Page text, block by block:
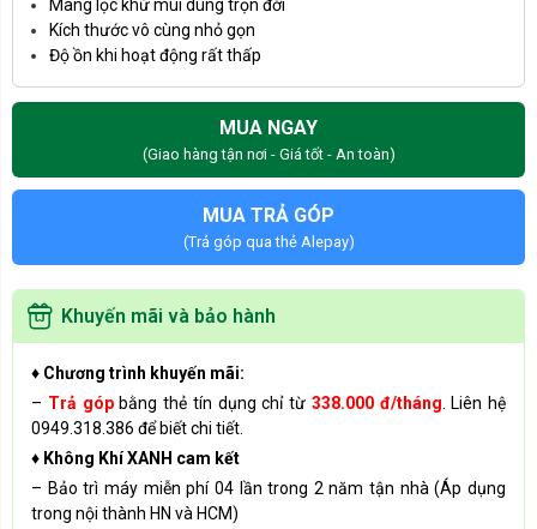
Màng lọc khử mùi dùng trọn đời
Kích thước vô cùng nhỏ gọn
Độ ồn khi hoạt động rất thấp
MUA NGAY
(Giao hàng tận nơi - Giá tốt - An toàn)
MUA TRẢ GÓP
(Trả góp qua thẻ Alepay)
Khuyến mãi và bảo hành
♦ Chương trình khuyến mãi:
– Trả góp bằng thẻ tín dụng chỉ từ 338.000 đ/tháng . Liên hệ
0949.318.386 để biết chi tiết.
♦ Không Khí XANH cam kết
– Bảo trì máy miễn phí 04 lần trong 2 năm tận nhà (Áp dụng
trong nội thành HN và HCM)